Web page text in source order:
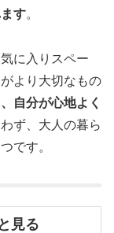
す。
に入りスペー
より大切なもの
自分が心地よく
ず、大人の暮ら
です。
見る